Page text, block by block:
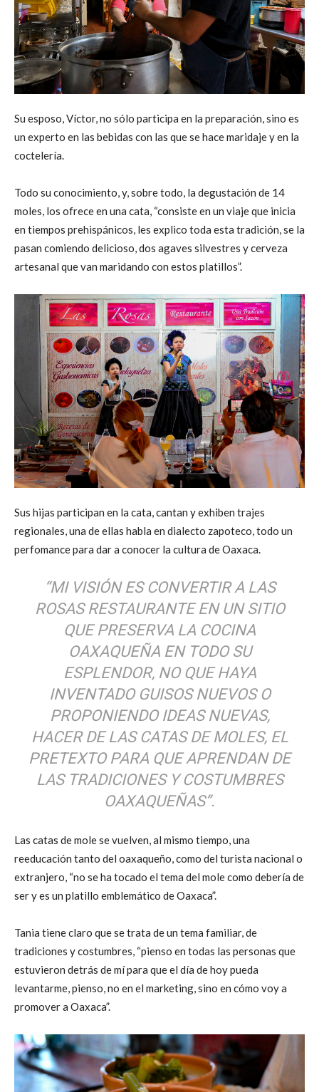
Su esposo, Víctor, no sólo participa en la preparación, sino es
un experto en las bebidas con las que se hace maridaje y en la
coctelería.
Todo su conocimiento, y, sobre todo, la degustación de 14
moles, los ofrece en una cata, “consiste en un viaje que inicia
en tiempos prehispánicos, les explico toda esta tradición, se la
pasan comiendo delicioso, dos agaves silvestres y cerveza
artesanal que van maridando con estos platillos”.
Sus hijas participan en la cata, cantan y exhiben trajes
regionales, una de ellas habla en dialecto zapoteco, todo un
perfomance para dar a conocer la cultura de Oaxaca.
“MI VISIÓN ES CONVERTIR A LAS
ROSAS RESTAURANTE EN UN SITIO
QUE PRESERVA LA COCINA
OAXAQUEÑA EN TODO SU
ESPLENDOR, NO QUE HAYA
INVENTADO GUISOS NUEVOS O
PROPONIENDO IDEAS NUEVAS,
HACER DE LAS CATAS DE MOLES, EL
PRETEXTO PARA QUE APRENDAN DE
LAS TRADICIONES Y COSTUMBRES
OAXAQUEÑAS”.
Las catas de mole se vuelven, al mismo tiempo, una
reeducación tanto del oaxaqueño, como del turista nacional o
extranjero, “no se ha tocado el tema del mole como debería de
ser y es un platillo emblemático de Oaxaca”.
Tania tiene claro que se trata de un tema familiar, de
tradiciones y costumbres, “pienso en todas las personas que
estuvieron detrás de mí para que el día de hoy pueda
levantarme, pienso, no en el marketing, sino en cómo voy a
promover a Oaxaca”.